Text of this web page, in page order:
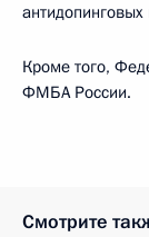
антидопинговых
Кроме того,
ФМБА России.
Смотрите